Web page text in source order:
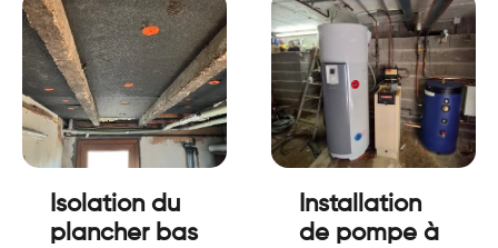
Isolation du
plancher bas
Installation
de pompe à